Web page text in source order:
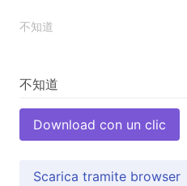
不知道
Download con un clic
Scarica tramite browser